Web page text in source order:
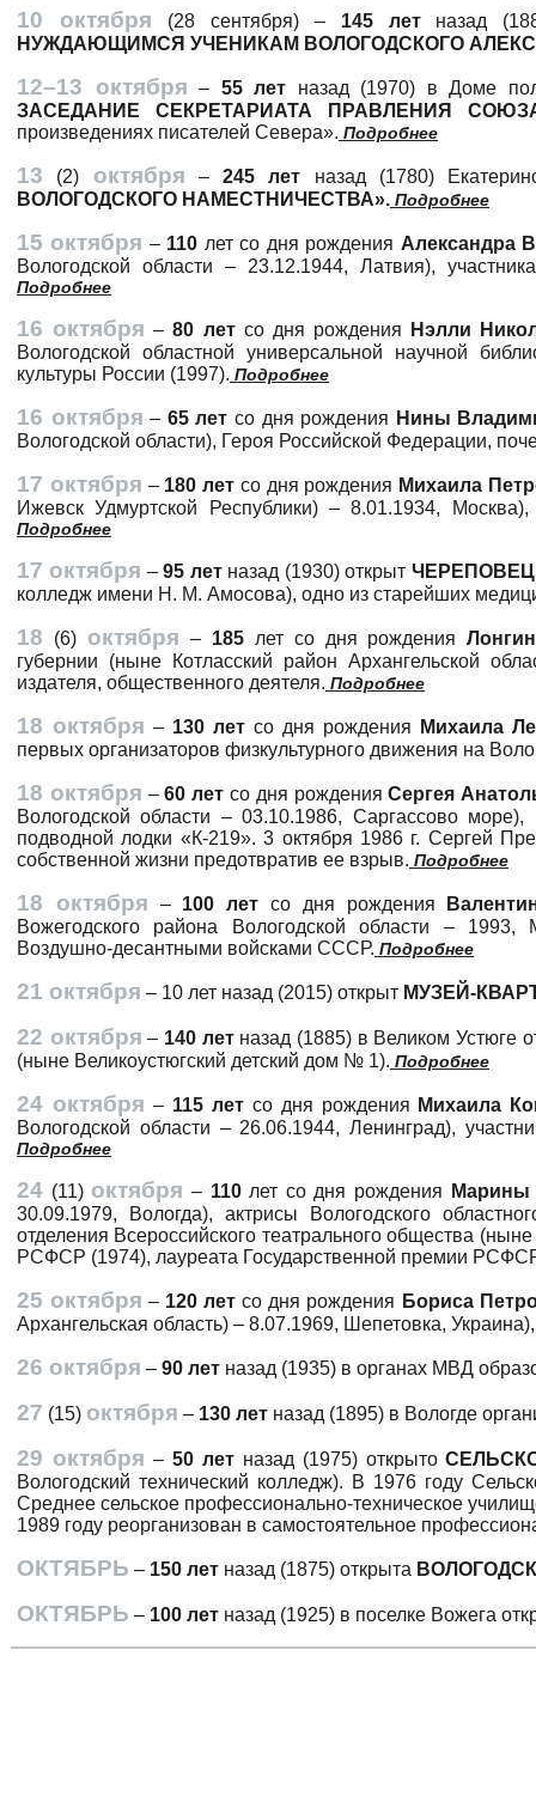
10 октября (28 сентября) – 145 летназад
НУЖДАЮЩИМСЯ УЧЕНИКАМ ВОЛОГОДСКОГО
12–13 октября – 55 лет назад (1970) в Доме
ЗАСЕДАНИЕ СЕКРЕТАРИАТА ПРАВЛЕНИЯ
произведениях писателей Севера». Подробнее
13 (2) октября – 245 лет назад (1780)
ВОЛОГОДСКОГО НАМЕСТНИЧЕСТВА». Подробнее
15 октября – 110 лет со дня рождения Александра
Вологодской области – 23.12.1944, Латвия),
Подробнее
16 октября –80 летсо дня рождения
Нэлли
Вологодской областной универсальной научной
культуры России (1997). Подробнее
16 октября – 65 лет со дня рождения Нины
Вологодской области), Героя Российской Федерации,
17 октября – 180 лет со дня рождения Михаила
Ижевск Удмуртской Республики) – 8.01.1934,
Подробнее
17 октября –95 летназад (1930) открыт
колледж имени Н. М. Амосова), одно из старейших
18 (6) октября – 185лет со дня рождения
губернии (ныне Котласский район Архангельской
издателя, общественного деятеля. Подробнее
18 октября – 130 лет со дня рождения
Михаила
первых организаторов физкультурного движения на
18 октября –60 лет со дня рожденияСергея
Вологодской области – 03.10.1986, Саргассово
подводной лодки «К-219». 3 октября 1986 г. Сергей
собственной жизни предотвратив ее взрыв. Подробнее
18 октября – 100 лет со дня рождения
Вожегодского района Вологодской области – 1993,
Воздушно-десантными войсками СССР. Подробнее
21 октября – 10 лет назад (2015) открыт МУЗЕЙ-
22 октября – 140 летназад (1885) в Великом Устюге
(ныне Великоустюгский детский дом № 1). Подробнее
24 октября – 115 летсо дня рождения Михаила
Вологодской области – 26.06.1944, Ленинград),
Подробнее
24 (11) октября – 110лет со дня рождения
30.09.1979, Вологда), актрисы Вологодского
отделения Всероссийского театрального общества
РСФСР (1974), лауреата Государственной премии
25 октября – 120 лет со дня рождения Бориса
Архангельская область) – 8.07.1969, Шепетовка,
26 октября – 90 лет назад (1935) в органах МВД
27 (15) октября – 130 лет назад (1895) в Вологде
29 октября – 50 летназад (1975) открыто
Вологодский технический колледж). В 1976 году
Среднее сельское профессионально-техническое
1989 году реорганизован в самостоятельное
ОКТЯБРЬ – 150 лет назад (1875) открыта
ОКТЯБРЬ – 100 лет назад (1925) в поселке Вожега